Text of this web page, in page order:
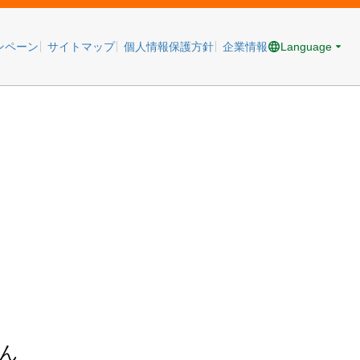
ペーン サイトマップ 個人情報保護方針 企業情報 Language